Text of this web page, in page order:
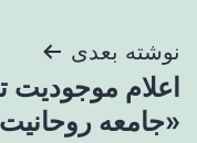
نوشته بعدی
اعلام
«جامعه